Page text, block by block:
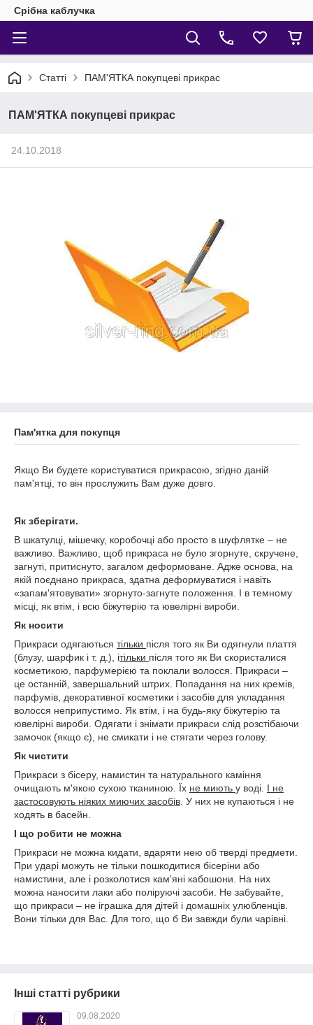
Срібна каблучка
Статті ПАМ'ЯТКА покупцеві прикрас
ПАМ'ЯТКА покупцеві прикрас
24.10.2018
Пам'ятка для покупця
Якщо Ви будете користуватися прикрасою, згідно даній
пам'ятці, то він прослужить Вам дуже довго.
Як зберігати.
В шкатулці, мішечку, коробочці або просто в шуфлятке – не
важливо. Важливо, щоб прикраса не було згорнуте, скручене,
загнуті, притиснуто, загалом деформоване. Адже основа, на
якій поєднано прикраса, здатна деформуватися і навіть
«запам'ятовувати» згорнуто-загнуте положення. І в темному
місці, як втім, і всю біжутерію та ювелірні вироби.
Як носити
Прикраси одягаються тільки після того як Ви одягнули плаття
(блузу, шарфик і т. д.), ітільки після того як Ви скористалися
косметикою, парфумерією та поклали волосся. Прикраси –
це останній, завершальний штрих. Попадання на них кремів,
парфумів, декоративної косметики і засобів для укладання
волосся неприпустимо. Як втім, і на будь-яку біжутерію та
ювелірні вироби. Одягати і знімати прикраси слід розстібаючи
замочок (якщо є), не смикати і не стягати через голову.
Як чистити
Прикраси з бісеру, намистин та натурального каміння
очищають м'якою сухою тканиною. Їх не миють у воді. І не
застосовують ніяких миючих засобів . У них не купаються і не
ходять в басейн.
І що робити не можна
Прикраси не можна кидати, вдаряти нею об тверді предмети.
При ударі можуть не тільки пошкодитися бісеріни або
намистини, але і розколотися кам'яні кабошони. На них
можна наносити лаки або поліруючі засоби. Не забувайте,
що прикраси – не іграшка для дітей і домашніх улюбленців.
Вони тільки для Вас. Для того, що б Ви завжди були чарівні.
Інші статті рубрики
09.08.2020